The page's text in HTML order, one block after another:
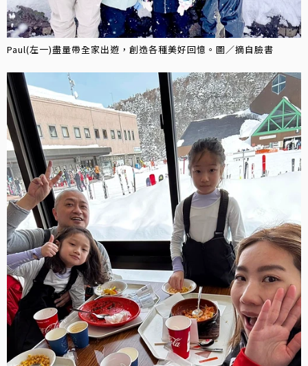
Paul(左一)盡量帶全家出遊，創造各種美好回憶。圖／摘自臉書